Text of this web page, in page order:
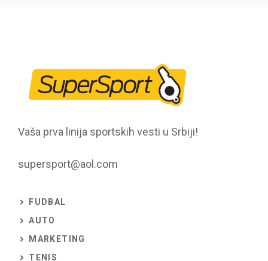
Vaša prva linija sportskih vesti u Srbiji!
supersport@aol.com
FUDBAL
AUTO
MARKETING
TENIS